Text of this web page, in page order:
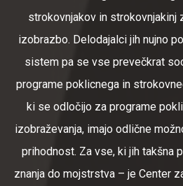
strokovnjakov in strokovnjakinj
izobrazbo. Delodajalci jih nujno
sistem pa se vse prevečkrat
programe poklicnega in
ki se odločijo za programe
izobraževanja, imajo odlične
prihodnost. Za vse, ki jih takšna
znanja do mojstrstva – je Center